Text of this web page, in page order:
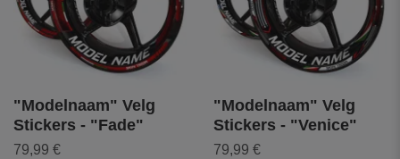
"Modelnaam" Velg
Stickers - "Fade"
79,99 €
"Modelnaam" Velg
Stickers - "Venice"
79,99 €